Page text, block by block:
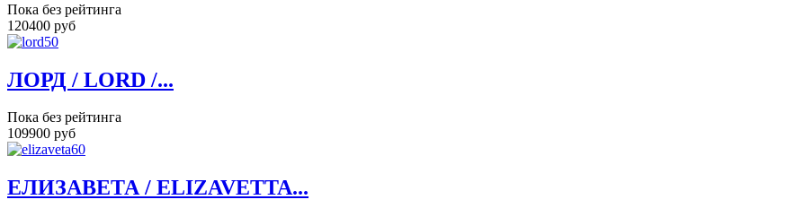
Пока без рейтинга
120400 руб
ЛОРД / LORD /...
Пока без рейтинга
109900 руб
ЕЛИЗАВЕТА / ELIZAVETTA...